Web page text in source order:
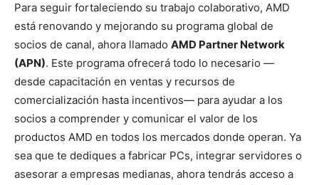
Para seguir fortaleciendo su trabajo colaborativo, AMD
está renovando y mejorando su programa global de
socios de canal, ahora llamado AMD Partner Network
(APN). Este programa ofrecerá todo lo necesario —
desde capacitación en ventas y recursos de
comercialización hasta incentivos— para ayudar a los
socios a comprender y comunicar el valor de los
productos AMD en todos los mercados donde operan. Ya
sea que te dediques a fabricar PCs, integrar servidores o
asesorar a empresas medianas, ahora tendrás acceso a